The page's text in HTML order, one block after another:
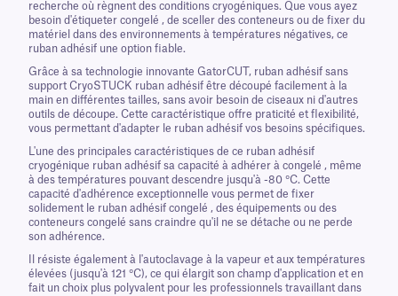
recherche où règnent des conditions cryogéniques. Que vous ayez
besoin d'étiqueter congelé , de sceller des conteneurs ou de fixer du
matériel dans des environnements à températures négatives, ce
ruban adhésif une option fiable.
Grâce à sa technologie innovante GatorCUT, ruban adhésif sans
support CryoSTUCK ruban adhésif être découpé facilement à la
main en différentes tailles, sans avoir besoin de ciseaux ni d'autres
outils de découpe. Cette caractéristique offre praticité et flexibilité,
vous permettant d'adapter le ruban adhésif vos besoins spécifiques.
L'une des principales caractéristiques de ce ruban adhésif
cryogénique ruban adhésif sa capacité à adhérer à congelé , même
à des températures pouvant descendre jusqu'à -80 °C. Cette
capacité d'adhérence exceptionnelle vous permet de fixer
solidement le ruban adhésif congelé , des équipements ou des
conteneurs congelé sans craindre qu'il ne se détache ou ne perde
son adhérence.
Il résiste également à l'autoclavage à la vapeur et aux températures
élevées (jusqu'à 121 °C), ce qui élargit son champ d'application et en
fait un choix plus polyvalent pour les professionnels travaillant dans